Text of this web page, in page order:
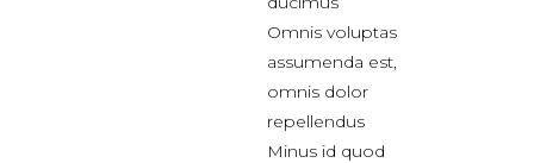
Omnis voluptas
assumenda est,
omnis dolor
repellendus
Minus id quod